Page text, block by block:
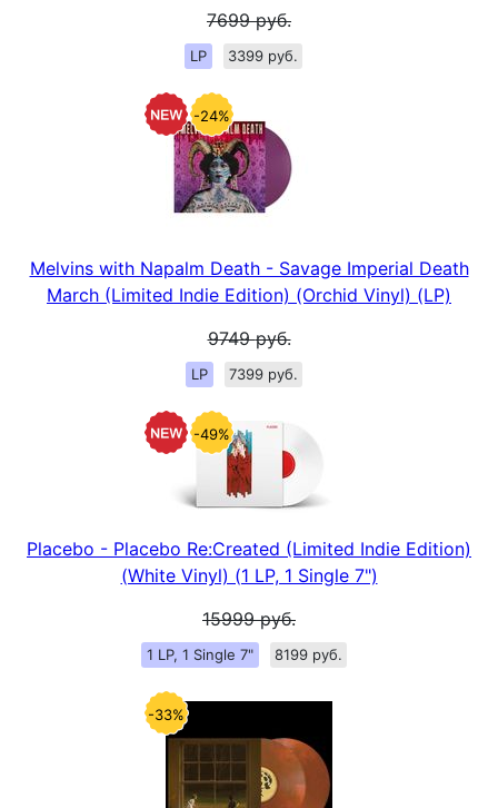
7699руб.
LP 3399 руб.
-24%
Melvins with Napalm Death - Savage Imperial Death
March (Limited Indie Edition) (Orchid Vinyl) (LP)
9749руб.
LP 7399 руб.
-49%
Placebo - Placebo Re:Created (Limited Indie Edition)
(White Vinyl) (1 LP, 1 Single 7")
15999руб.
1 LP, 1 Single 7" 8199 руб.
-33%